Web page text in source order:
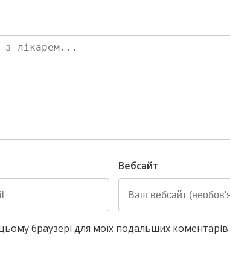
Вебсайт
браузері для моїх подальших коментарів.